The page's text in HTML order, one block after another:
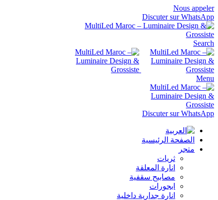
Nous appeler
Discuter sur WhatsApp
Search
Menu
Discuter sur WhatsApp
الصفحة الرئيسية
متجر
ثريات
انارة المعلقة
مصابيح سقفية
ابجورات
انارة جدارية داخلية